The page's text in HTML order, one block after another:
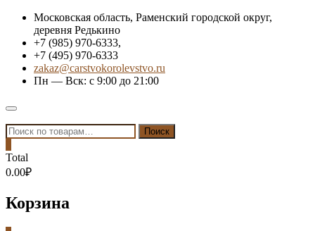
Skip
content
Московская область, Раменский городской округ,
деревня Редькино
+7 (985) 970-6333,
+7 (495) 970-6333
zakaz@carstvokorolevstvo.ru
Пн — Вск: с 9:00 до 21:00
Topbar
Menu
Искать: Поиск
Total
0.00₽
Корзина